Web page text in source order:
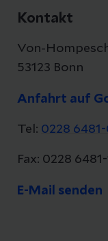
Kontakt
Von-
53123 Bonn
Anfahrt auf
Tel: 0228
Fax: 0228
E-Mail senden